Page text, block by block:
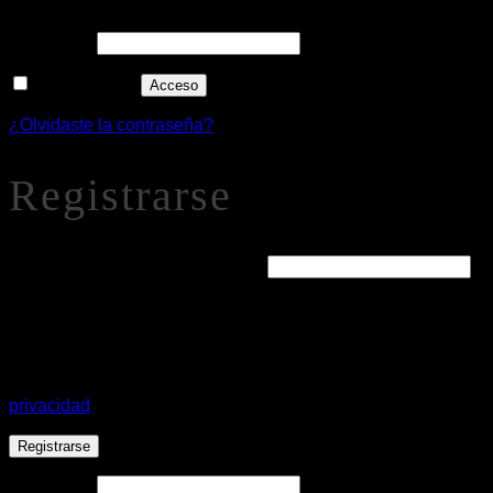
Acceso
¿Olvidaste la contraseña?
Registrarse
privacidad
Registrarse